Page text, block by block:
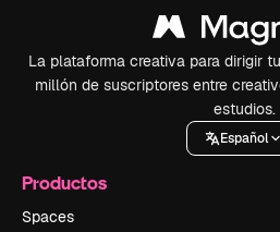
La plataforma creativa para dirigir
millón de suscriptores entre
estudios.
Español
Productos
Spaces